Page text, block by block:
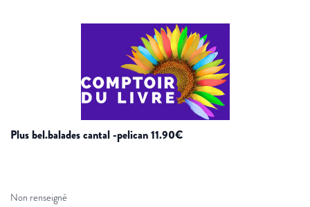
plus bel.balades cantal -pelican 11.90€
Non renseigné